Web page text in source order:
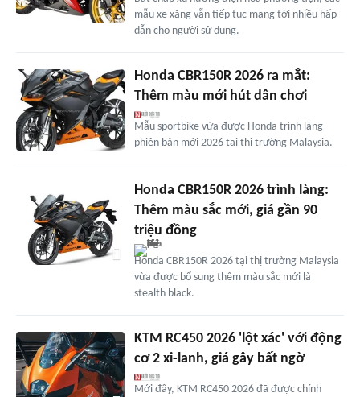
mẫu xe xăng vẫn tiếp tục mang tới nhiều hấp
dẫn cho người sử dụng.
Honda CBR150R 2026 ra mắt:
Thêm màu mới hút dân chơi
Mẫu sportbike vừa được Honda trình làng
phiên bản mới 2026 tại thị trường Malaysia.
Honda CBR150R 2026 trình làng:
Thêm màu sắc mới, giá gần 90
triệu đồng
Honda CBR150R 2026 tại thị trường Malaysia
vừa được bổ sung thêm màu sắc mới là
stealth black.
KTM RC450 2026 'lột xác' với động
cơ 2 xi-lanh, giá gây bất ngờ
Mới đây, KTM RC450 2026 đã được chính